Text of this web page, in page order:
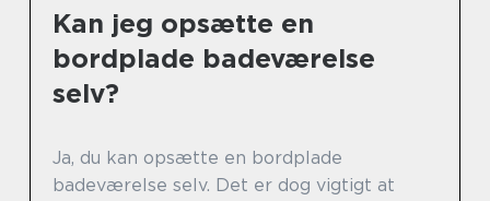
Kan jeg opsætte en
bordplade badeværelse
selv?
Ja, du kan opsætte en bordplade
badeværelse selv. Det er dog vigtigt at